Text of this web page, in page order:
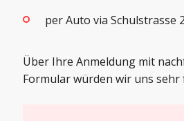
per Auto via Schulstrasse
Über Ihre Anmeldung mit
Formular würden wir uns sehr